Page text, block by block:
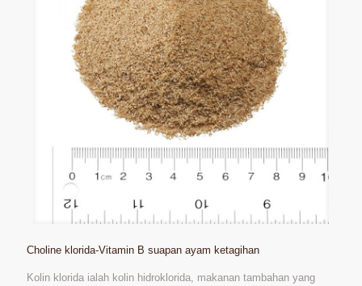
Choline klorida-Vitamin B suapan ayam ketagihan
Kolin klorida ialah kolin hidroklorida, makanan tambahan yang